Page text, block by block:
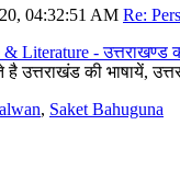
04:32:51 AM Re:
Literature - उत्तराखण्ड
की भाषायें,
, Saket Bahuguna